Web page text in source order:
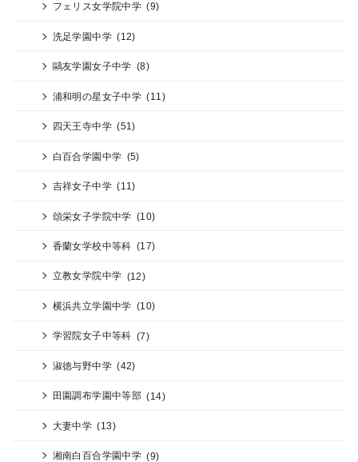
フェリス女学院中学 (9)
洗足学園中学 (12)
鷗友学園女子中学 (8)
浦和明の星女子中学 (11)
四天王寺中学 (51)
白百合学園中学 (5)
吉祥女子中学 (11)
頌栄女子学院中学 (10)
香蘭女学校中等科 (17)
立教女学院中学 (12)
横浜共立学園中学 (10)
学習院女子中等科 (7)
淑徳与野中学 (42)
田園調布学園中等部 (14)
大妻中学 (13)
湘南白百合学園中学 (9)